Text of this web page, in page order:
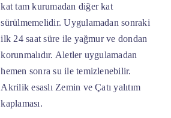
kat tam kurumadan diğer kat
sürülmemelidir. Uygulamadan sonraki
ilk 24 saat süre ile yağmur ve dondan
korunmalıdır. Aletler uygulamadan
hemen sonra su ile temizlenebilir.
Akrilik esaslı Zemin ve Çatı yalıtım
kaplaması.